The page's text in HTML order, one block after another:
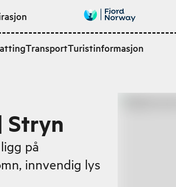
TransportTuristinformasjon
Stryn
på
innvendig lys